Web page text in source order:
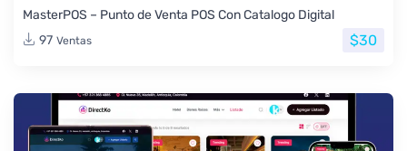
MasterPOS – Punto de Venta POS Con Catalogo Digital
97 Ventas $30